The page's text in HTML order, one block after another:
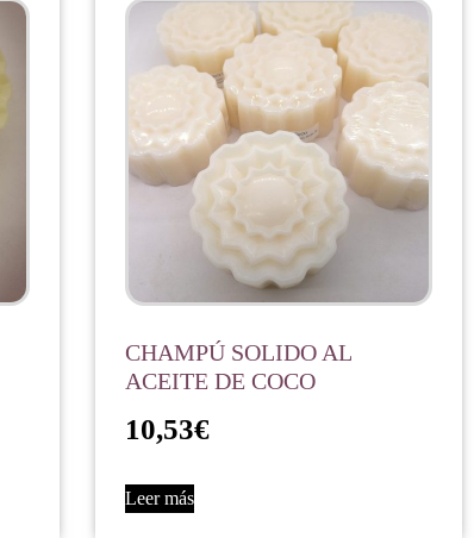
CHAMPÚ SOLIDO AL
ACEITE DE COCO
10,53€
Leer más